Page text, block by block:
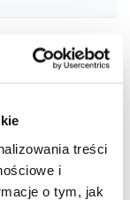
treści
i
o tym, jak
–